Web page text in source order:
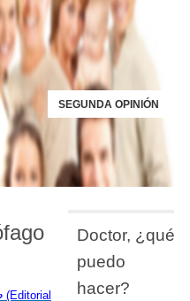
SEGUNDA OPINIÓN
(Editorial
Doctor, ¿qué
puedo
hacer?